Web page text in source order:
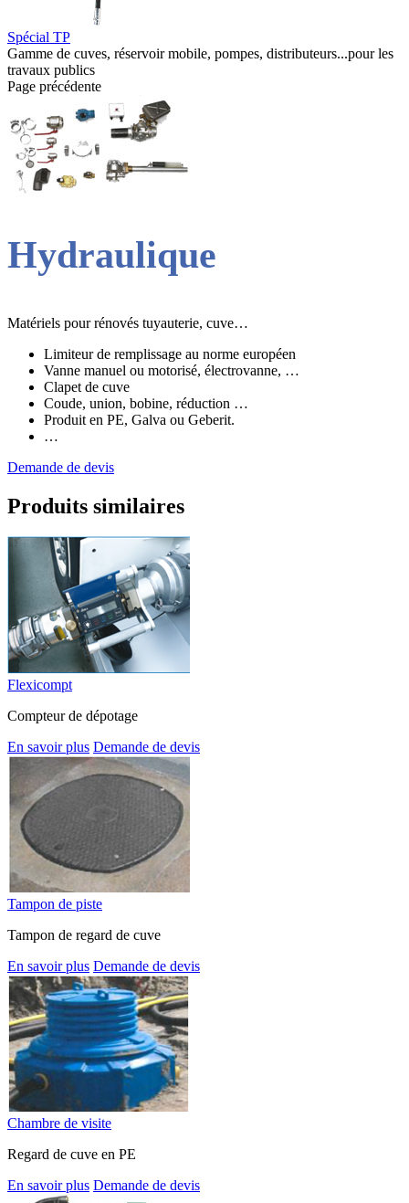
Spécial TP
Gamme de cuves, réservoir mobile, pompes, distributeurs...pour les
travaux publics
Page précédente
Hydraulique
Matériels pour rénovés tuyauterie, cuve…
Limiteur de remplissage au norme européen
Vanne manuel ou motorisé, électrovanne, …
Clapet de cuve
Coude, union, bobine, réduction …
Produit en PE, Galva ou Geberit.
…
Demande de devis
Produits similaires
Flexicompt
Compteur de dépotage
En savoir plus Demande de devis
Tampon de piste
Tampon de regard de cuve
En savoir plus Demande de devis
Chambre de visite
Regard de cuve en PE
En savoir plus Demande de devis